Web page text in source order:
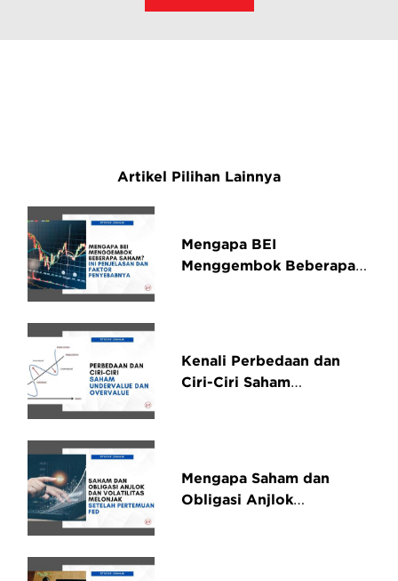
Artikel Pilihan Lainnya
Mengapa BEI
Menggembok Beberapa
Kenali Perbedaan dan
Ciri-Ciri Saham
Mengapa Saham dan
Obligasi Anjlok